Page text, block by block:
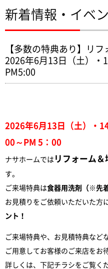
新着情報・イベ
【多数の特典あり】リ
2026年6月13日（土）・
PM5:00
2026年6月13日（土）・
00～PM 5：00
ナサホームでは リフォーム
す。
ご来場特典は食器用洗剤（※先
お見積りをご依頼いただいた方
ント！
ご来場特典や、お見積特典など
ご用意してお客様のご来店をお
詳しくは、下記チラシをご覧く